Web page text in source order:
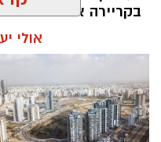
בקריירה אחת בלבד.
האם גם אתם כאלה?
אלדה נתנאל / 09:20 07.08.26
אולי